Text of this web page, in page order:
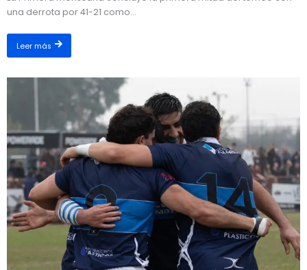
una derrota por 41-21 como...
Leer más